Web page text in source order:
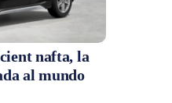
nafta, la
al mundo